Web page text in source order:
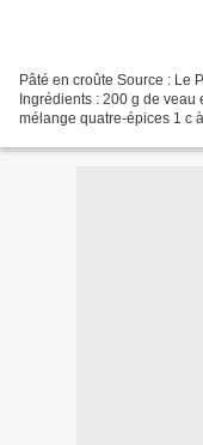
Pâté en croûte Source : Le
Ingrédients : 200 g de veau
mélange quatre-épices 1 c